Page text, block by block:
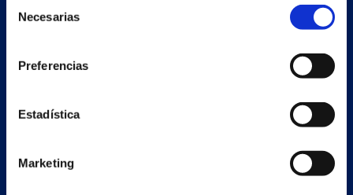
Necesarias
Preferencias
Estadística
Marketing
ESP
Vilar de Infesta 36815
Pontevedra - España